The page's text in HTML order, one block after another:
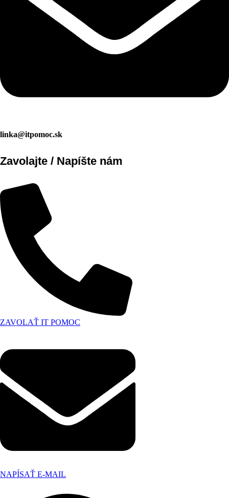
linka@itpomoc.sk
Zavolajte / Napíšte nám
ZAVOLAŤ IT POMOC
NAPÍSAŤ E-MAIL